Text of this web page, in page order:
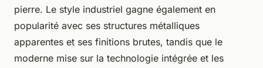
pierre. Le style industriel gagne également en
popularité avec ses structures métalliques
apparentes et ses finitions brutes, tandis que le
moderne mise sur la technologie intégrée et les